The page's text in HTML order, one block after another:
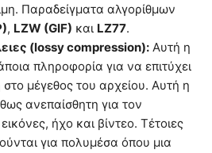
Παραδείγματα αλγορίθμων
, LZW (GIF) και LZ77.
(lossy compression): Αυτή η
πληροφορία για να επιτύχει
μέγεθος του αρχείου. Αυτή η
ανεπαίσθητη για τον
ήχο και βίντεο. Τέτοιες
για πολυμέσα όπου μια